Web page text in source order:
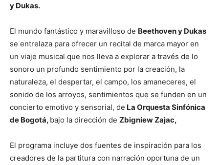
y Dukas.
El mundo fantástico y maravilloso de Beethoven y Dukas
se entrelaza para ofrecer un recital de marca mayor en
un viaje musical que nos lleva a explorar a través de lo
sonoro un profundo sentimiento por la creación, la
naturaleza, el despertar, el campo, los amaneceres, el
sonido de los arroyos, sentimientos que se funden en un
concierto emotivo y sensorial, de La Orquesta Sinfónica
de Bogotá, bajo la dirección de Zbigniew Zajac,
El programa incluye dos fuentes de inspiración para los
creadores de la partitura con narración oportuna de un